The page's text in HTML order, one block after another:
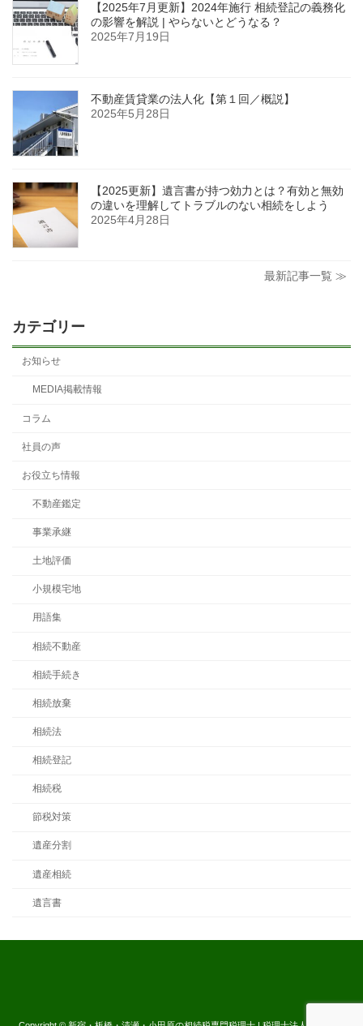
【2025年7月更新】2024年施行 相続登記の義務化
の影響を解説 | やらないとどうなる？
2025年7月19日
不動産賃貸業の法人化【第１回／概説】
2025年5月28日
【2025更新】遺言書が持つ効力とは？有効と無効
の違いを理解してトラブルのない相続をしよう
2025年4月28日
最新記事一覧 ≫
カテゴリー
お知らせ
MEDIA掲載情報
コラム
社員の声
お役立ち情報
不動産鑑定
事業承継
土地評価
小規模宅地
用語集
相続不動産
相続手続き
相続放棄
相続法
相続登記
相続税
節税対策
遺産分割
遺産相続
遺言書